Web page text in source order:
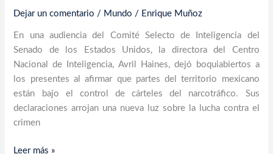
Dejar un comentario / Mundo / Enrique Muñoz
En una audiencia del Comité Selecto de Inteligencia del
Senado de los Estados Unidos, la directora del Centro
Nacional de Inteligencia, Avril Haines, dejó boquiabiertos a
los presentes al afirmar que partes del territorio mexicano
están bajo el control de cárteles del narcotráfico. Sus
declaraciones arrojan una nueva luz sobre la lucha contra el
crimen
Leer más »